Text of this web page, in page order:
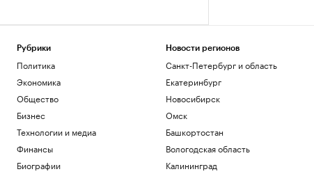
Рубрики
Политика
Экономика
Общество
Бизнес
Технологии и медиа
Финансы
Биографии
Новости регионов
Санкт-Петербург и область
Екатеринбург
Новосибирск
Омск
Башкортостан
Вологодская область
Калининград